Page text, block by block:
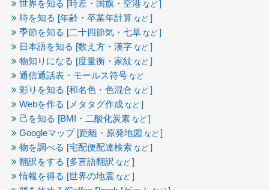
世界を知る [時差・国旗・空港 など ]
時を知る [年齢・卒業年計算 など ]
季節を知る [二十四節気・七草 など ]
日本語を知る [数え方・漢字 など ]
物知りになる [度量衡・家紋 など ]
通信通話表・モールス符号 など
彩りを知る [和名色・色混合 など ]
Webを作る [メタタグ作成 など ]
己を知る [BMI・二酸化炭素 など ]
Googleマップ [距離・原発地図 など ]
物を調べる [宅配便配達検索 など ]
翻訳をする [多言語翻訳 など ]
情報を得る [世界の地震 など ]